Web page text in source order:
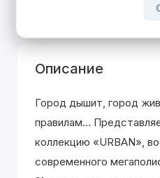
Описание
Город дышит, город
правилам...
коллекцию «URBAN»,
современного